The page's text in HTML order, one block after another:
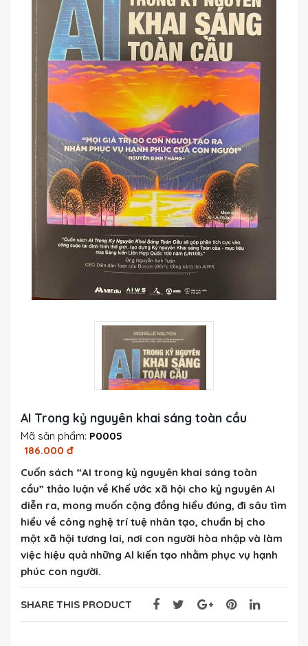
AI Trong kỷ nguyên khai sáng toàn cầu
Mã sản phẩm: P0005
186.000 đ
Cuốn sách “AI trong kỷ nguyên khai sáng toàn
cầu” thảo luận về Khế ước xã hội cho kỷ nguyên AI
diễn ra, mong muốn cộng đồng hiểu đúng, đi sâu tìm
hiểu về công nghệ trí tuệ nhân tạo, chuẩn bị cho
một xã hội tương lai, nơi con người hòa nhập và làm
việc hiệu quả những Al kiến tạo nhằm phục vụ hạnh
phúc con người.
SHARE THIS PRODUCT